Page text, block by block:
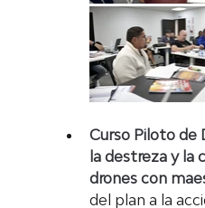
Curso Piloto de
la destreza y la
drones con
del plan a la